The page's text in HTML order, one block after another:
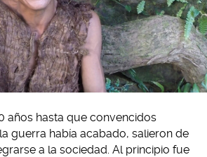
años hasta que convencidos
guerra había acabado, salieron de
a la sociedad. Al principio fue